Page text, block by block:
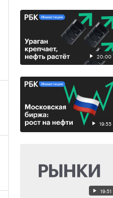
20:00
19:55
19:51